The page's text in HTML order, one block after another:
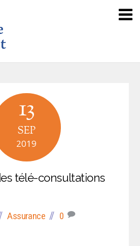
13
SEP
2019
télé-consultations
Assurance 0